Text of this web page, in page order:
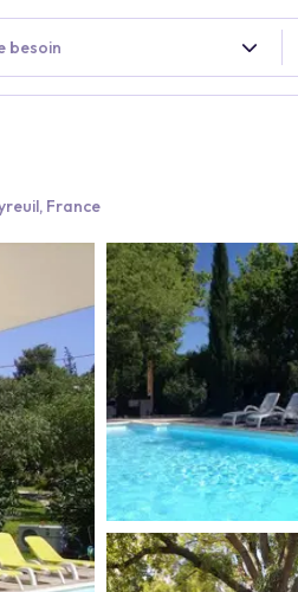
besoin
France